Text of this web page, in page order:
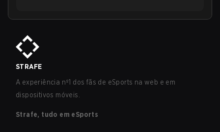
STRAFE
A experiência nº1 dos fãs de eSports na web e em
dispositivos móveis.
Strafe, tudo em eSports